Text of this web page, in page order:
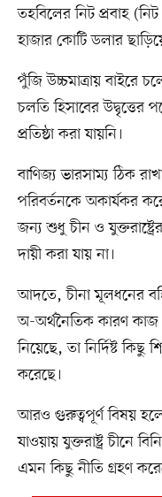
তহবিলের নিট প্রবাহ
হাজার কোটি ডলার
পুঁজি উচ্চমাত্রায় বাইরে
চলতি হিসাবের
প্রতিষ্ঠা করা যায়নি।
বাণিজ্য ভারসাম্য ঠিক
পরিবর্তনকে অকার্যকর
জন্য শুধু চীন ও
দায়ী করা যায় না।
আদতে, চীনা মূলধনের
অ-অর্থনৈতিক কারণ কাজ
নিয়েছে, তা নির্দিষ্ট
করেছে।
আরও গুরুত্বপূর্ণ বিষয়
যাওয়ায় যুক্তরাষ্ট্র চীনে
এমন কিছু নীতি গ্রহণ